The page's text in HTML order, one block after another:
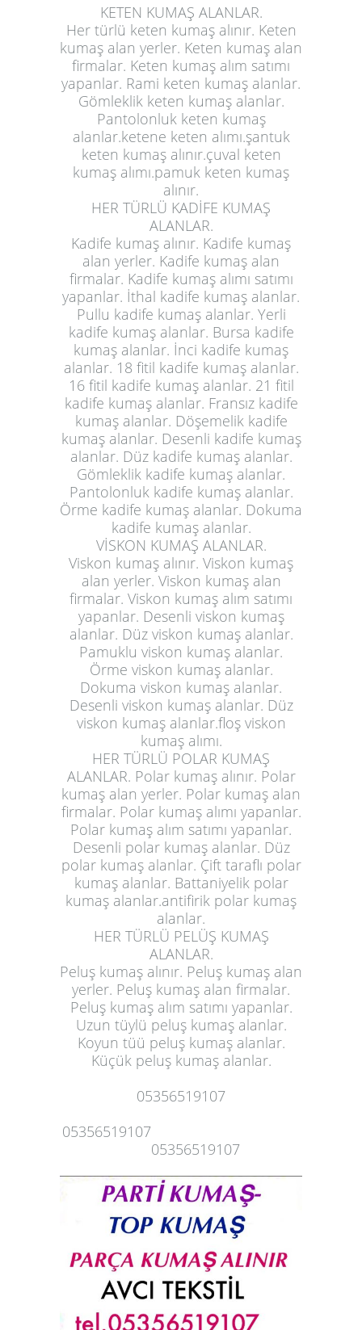
KETEN KUMAŞ ALANLAR.
Her türlü keten kumaş alınır. Keten
kumaş alan yerler. Keten kumaş alan
firmalar. Keten kumaş alım satımı
yapanlar. Rami keten kumaş alanlar.
Gömleklik keten kumaş alanlar.
Pantolonluk keten kumaş
alanlar.ketene keten alımı.şantuk
keten kumaş alınır.çuval keten
kumaş alımı.pamuk keten kumaş
alınır.
HER TÜRLÜ KADİFE KUMAŞ
ALANLAR.
Kadife kumaş alınır. Kadife kumaş
alan yerler. Kadife kumaş alan
firmalar. Kadife kumaş alımı satımı
yapanlar. İthal kadife kumaş alanlar.
Pullu kadife kumaş alanlar. Yerli
kadife kumaş alanlar. Bursa kadife
kumaş alanlar. İnci kadife kumaş
alanlar. 18 fitil kadife kumaş alanlar.
16 fitil kadife kumaş alanlar. 21 fitil
kadife kumaş alanlar. Fransız kadife
kumaş alanlar. Döşemelik kadife
kumaş alanlar. Desenli kadife kumaş
alanlar. Düz kadife kumaş alanlar.
Gömleklik kadife kumaş alanlar.
Pantolonluk kadife kumaş alanlar.
Örme kadife kumaş alanlar. Dokuma
kadife kumaş alanlar.
VİSKON KUMAŞ ALANLAR.
Viskon kumaş alınır. Viskon kumaş
alan yerler. Viskon kumaş alan
firmalar. Viskon kumaş alım satımı
yapanlar. Desenli viskon kumaş
alanlar. Düz viskon kumaş alanlar.
Pamuklu viskon kumaş alanlar.
Örme viskon kumaş alanlar.
Dokuma viskon kumaş alanlar.
Desenli viskon kumaş alanlar. Düz
viskon kumaş alanlar.floş viskon
kumaş alımı.
HER TÜRLÜ POLAR KUMAŞ
ALANLAR. Polar kumaş alınır. Polar
kumaş alan yerler. Polar kumaş alan
firmalar. Polar kumaş alımı yapanlar.
Polar kumaş alım satımı yapanlar.
Desenli polar kumaş alanlar. Düz
polar kumaş alanlar. Çift taraflı polar
kumaş alanlar. Battaniyelik polar
kumaş alanlar.antifirik polar kumaş
alanlar.
HER TÜRLÜ PELÜŞ KUMAŞ
ALANLAR.
Peluş kumaş alınır. Peluş kumaş alan
yerler. Peluş kumaş alan firmalar.
Peluş kumaş alım satımı yapanlar.
Uzun tüylü peluş kumaş alanlar.
Koyun tüü peluş kumaş alanlar.
Küçük peluş kumaş alanlar.
05356519107
05356519107
05356519107